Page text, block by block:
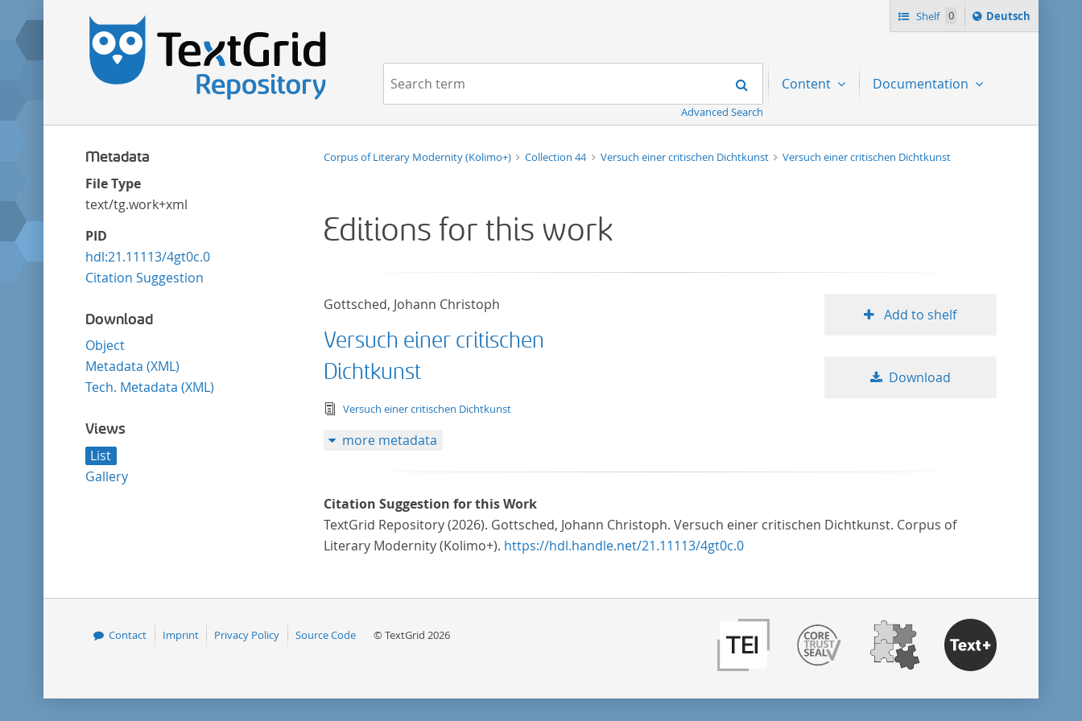
Shelf 0
Sprache
ï¿½ndern
Deutsch
Navigation Search
Advanced Search
Content Documentation
Metadata
File Type
text/tg.work+xml
PID
hdl:21.11113/4gt0c.0
Citation Suggestion
Download
Object
Metadata (XML)
Tech. Metadata (XML)
Views
List
Gallery
Corpus of Literary Modernity (Kolimo+) Collection 44 Versuch einer critischen Dichtkunst Versuch einer critischen Dichtkunst
Editions for this work
Gottsched, Johann Christoph
Versuch einer critischen
Dichtkunst
text/tg.edition+tg.aggregation+xml
Versuch einer critischen Dichtkunst
Add to shelf
Download
more metadata
Citation Suggestion for this Work
TextGrid Repository (2026). Gottsched, Johann Christoph. Versuch einer critischen Dichtkunst. Corpus of
Literary Modernity (Kolimo+). https://hdl.handle.net/21.11113/4gt0c.0
Contact Imprint Privacy Policy Source Code © TextGrid 2026